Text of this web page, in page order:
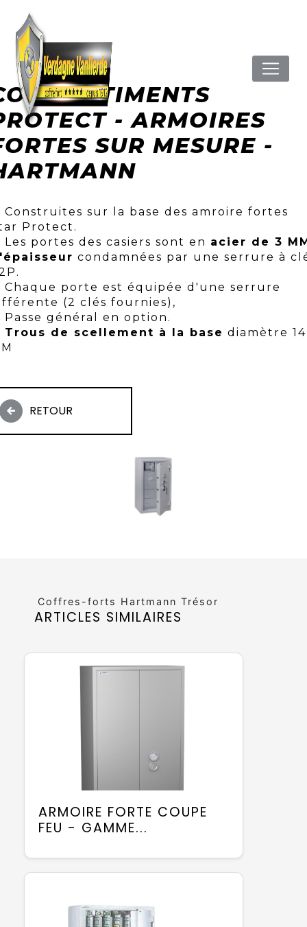
- ARMOIRES
SUR MESURE -
Construites sur la base des amroire fortes
Protect.
Les portes des casiers sont en acier de 3
condamnées par une serrure à
Chaque porte est équipée d'une serrure
(2 clés fournies),
Passe général en option.
Trous de scellement à la base diamètre 14
RETOUR
Coffres-forts Hartmann Trésor
ARTICLES SIMILAIRES
ARMOIRE FORTE COUPE
FEU - GAMME...